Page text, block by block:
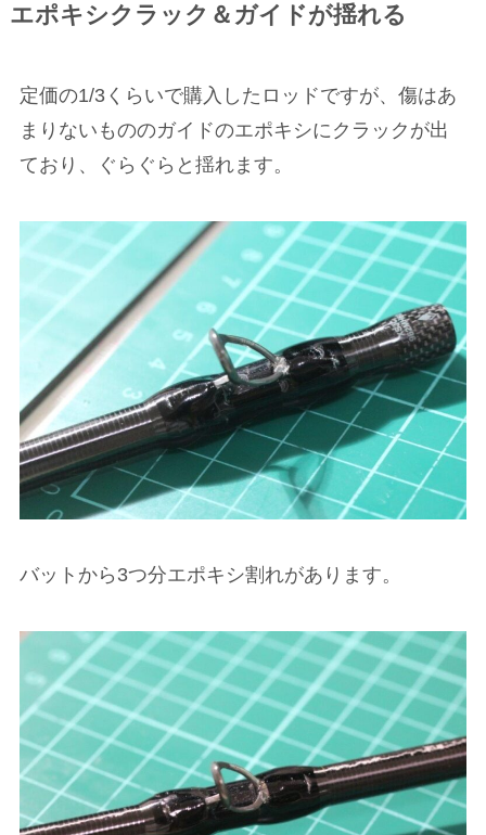
エポキシクラック＆ガイドが揺れる
定価の1/3くらいで購入したロッドですが、傷はあ
まりないもののガイドのエポキシにクラックが出
ており、ぐらぐらと揺れます。
バットから3つ分エポキシ割れがあります。